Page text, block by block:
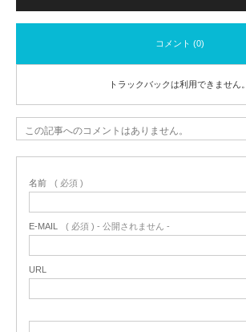
コメント (0)
トラックバックは利用できません。
この記事へのコメントはありません。
名前 ( 必須 )
E-MAIL ( 必須 ) - 公開されません -
URL